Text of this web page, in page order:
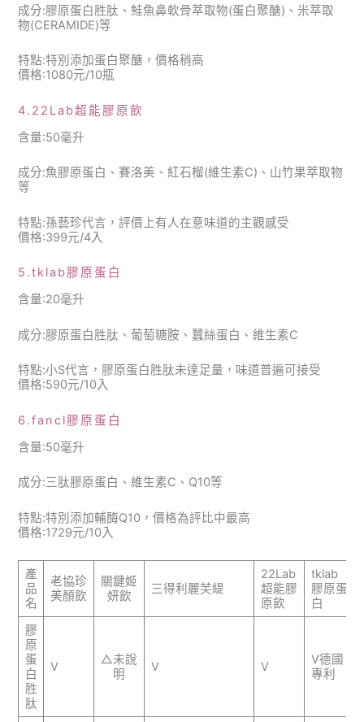
成分:膠原蛋白胜肽、鮭魚鼻軟骨萃取物(蛋白聚醣)、米萃取
物(CERAMIDE)等
特點:特別添加蛋白聚醣，價格稍高
價格:1080元/10瓶
4.22Lab超能膠原飲
含量:50毫升
成分:魚膠原蛋白、賽洛美、紅石榴(維生素C)、山竹果萃取物
等
特點:孫藝珍代言，評價上有人在意味道的主觀感受
價格:399元/4入
5.tklab膠原蛋白
含量:20毫升
成分:膠原蛋白胜肽、葡萄糖胺、蠶絲蛋白、維生素C
特點:小S代言，膠原蛋白胜肽未達足量，味道普遍可接受
價格:590元/10入
6.fancl膠原蛋白
含量:50毫升
成分:三肽膠原蛋白、維生素C、Q10等
特點:特別添加輔酶Q10，價格為評比中最高
價格:1729元/10入
產
品
名
老協珍
美顏飲
關鍵姬
妍飲
三得利麗芙緹
22Lab
超能膠
原飲
tklab
膠原蛋
白
膠
原
蛋
白
胜
肽
V
△未說
明
V V
V德國
專利